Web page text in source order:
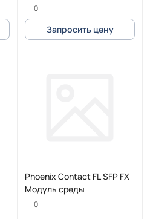
0
Запросить цену
Phoenix Contact FL SFP FX
Модуль среды
0